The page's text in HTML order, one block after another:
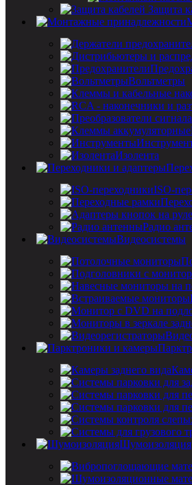
Защита
Вольтметры
Изолента
ISO-
Радио
Видеосистемы
Шумоизоляция